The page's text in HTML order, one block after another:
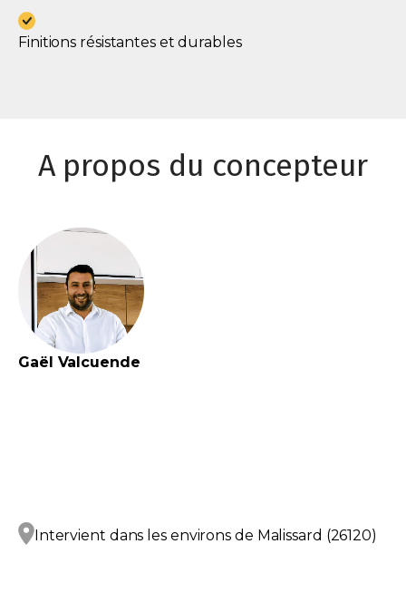
Finitions résistantes et durables
A propos du concepteur
Gaël Valcuende
Intervient dans les environs de Malissard (26120)